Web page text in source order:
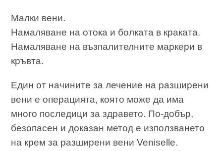
Малки вени.
Намаляване на отока и болката в краката.
Намаляване на възпалителните маркери в
кръвта.
Един от начините за лечение на разширени
вени е операцията, която може да има
много последици за здравето. По-добър,
безопасен и доказан метод е използването
на крем за разширени вени Veniselle.